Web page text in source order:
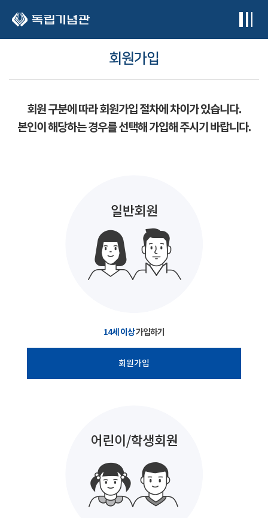
회원가입
회원 구분에 따라 회원가입 절차에 차이가 있습니다.
본인이 해당하는 경우를 선택해 가입해 주시기 바랍니다.
14세 이상가입하기
회원가입